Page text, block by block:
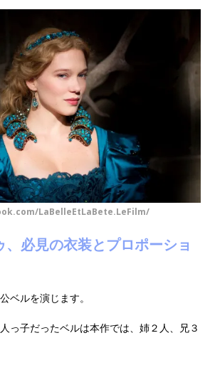
LaBelleEtLaBete.LeFilm/
、必見の衣装とプロポーショ
ベルを演じます。
っ子だったベルは本作では、姉２人、兄３